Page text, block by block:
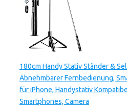
180cm Handy Stativ Ständer &
Abnehmbarer Fernbedienung,
für iPhone, Handystativ
Smartphones, Camera